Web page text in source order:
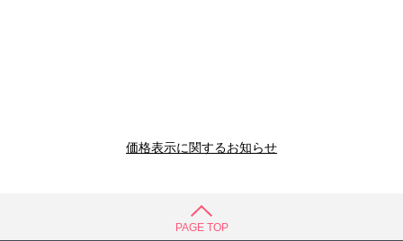
価格表示に関するお知らせ
PAGE TOP